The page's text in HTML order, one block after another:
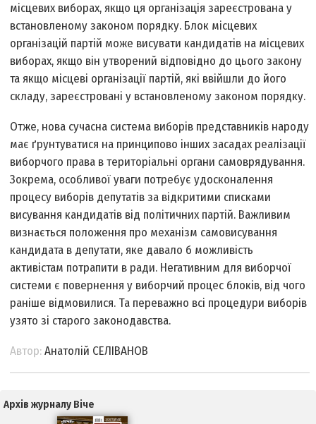
місцевих виборах, якщо ця організація зареєстрована у
встановленому законом порядку. Блок місцевих
організацій партій може висувати кандидатів на місцевих
виборах, якщо він утворений відповідно до цього закону
та якщо місцеві організації партій, які ввійшли до його
складу, зареєстровані у встановленому законом порядку.
Отже, нова сучасна система виборів представників народу
має ґрунтуватися на принципово інших засадах реалізації
виборчого права в територіальні органи самоврядування.
Зокрема, особливої уваги потребує удосконалення
процесу виборів депутатів за відкритими списками
висування кандидатів від політичних партій. Важливим
визнається положення про механізм самовисування
кандидата в депутати, яке давало б можливість
активістам потрапити в ради. Негативним для виборчої
системи є повернення у виборчий процес блоків, від чого
раніше відмовилися. Та переважно всі процедури виборів
узято зі старого законодавства.
Автор:Анатолій СЕЛІВАНОВ
Архів журналу Віче